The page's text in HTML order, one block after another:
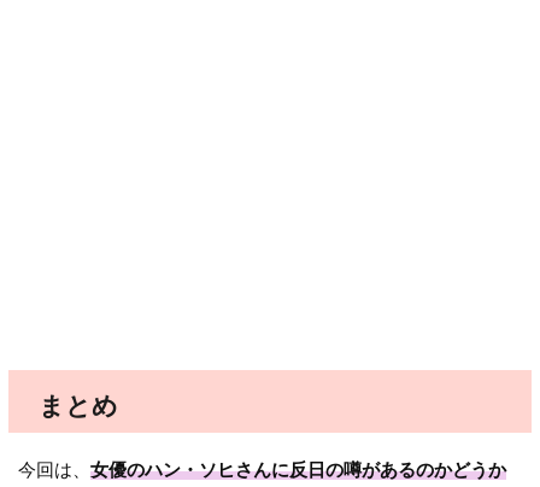
まとめ
今回は、女優のハン・ソヒさんに反日の噂があるのかどうか